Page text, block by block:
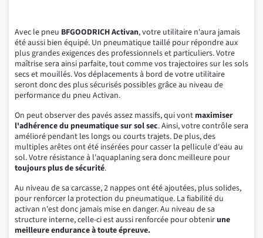
Avec le pneu BFGOODRICH Activan, votre utilitaire n'aura jamais
été aussi bien équipé. Un pneumatique taillé pour répondre aux
plus grandes exigences des professionnels et particuliers. Votre
maîtrise sera ainsi parfaite, tout comme vos trajectoires sur les sols
secs et mouillés. Vos déplacements à bord de votre utilitaire
seront donc des plus sécurisés possibles grâce au niveau de
performance du pneu Activan.
On peut observer des pavés assez massifs, qui vont maximiser
l'adhérence du pneumatique sur sol sec. Ainsi, votre contrôle sera
amélioré pendant les longs ou courts trajets. De plus, des
multiples arêtes ont été insérées pour casser la pellicule d'eau au
sol. Votre résistance à l'aquaplaning sera donc meilleure pour
toujours plus de sécurité.
Au niveau de sa carcasse, 2 nappes ont été ajoutées, plus solides,
pour renforcer la protection du pneumatique. La fiabilité du
activan n'est donc jamais mise en danger. Au niveau de sa
structure interne, celle-ci est aussi renforcée pour obtenirune
meilleure endurance à toute épreuve.